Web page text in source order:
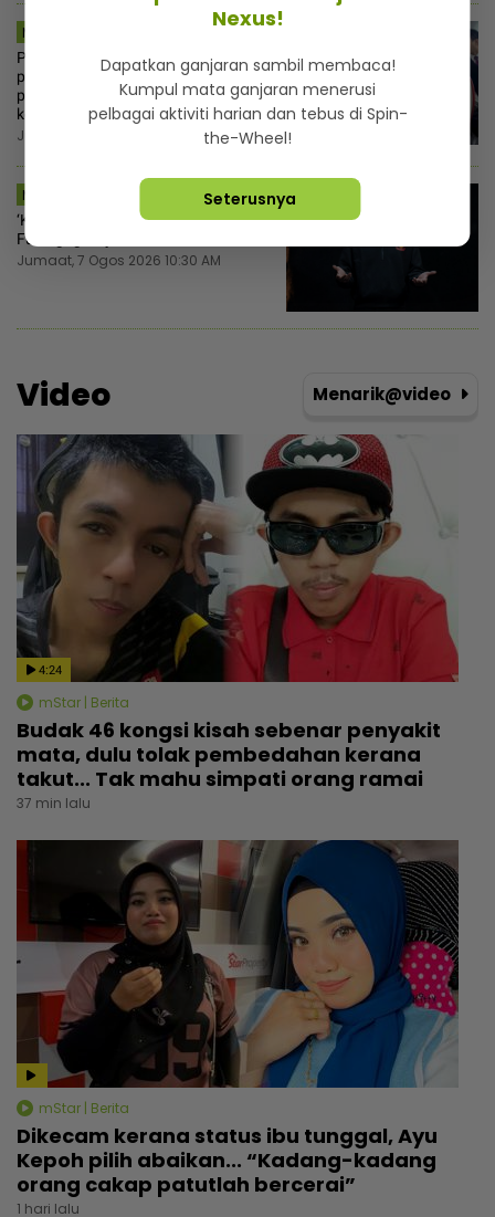
MSTAR | SEMASA
Penumpang Batik Air cerita situasi
panik lepas lelaki warga India
pecahkan tingkap, cuba buka pintu
kecemasan ketika di udara!
Jumaat, 7 Ogos 2026 11:00 AM
MSTAR | HIBURAN
‘Kudrat 1968‘ ubati kekecewaan Dai
Fuad gagal ujibakat filem terdahulu
Jumaat, 7 Ogos 2026 10:30 AM
Video Menarik@video
4:24
mStar | Berita
Budak 46 kongsi kisah sebenar penyakit
mata, dulu tolak pembedahan kerana
takut... Tak mahu simpati orang ramai
37 min lalu
mStar | Berita
Dikecam kerana status ibu tunggal, Ayu
Kepoh pilih abaikan... “Kadang-kadang
orang cakap patutlah bercerai”
1 hari lalu
Nexus!
Dapatkan ganjaran sambil membaca!
Kumpul mata ganjaran menerusi
pelbagai aktiviti harian dan tebus di Spin-
the-Wheel!
Seterusnya